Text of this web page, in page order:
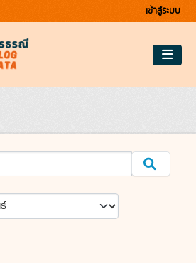
เข้าสู่ระบบ